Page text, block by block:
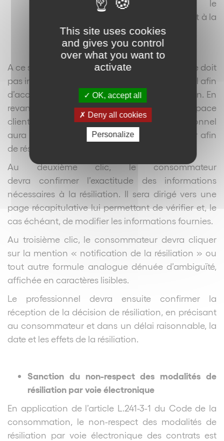
communications électroniques, le
numéro de téléphone correspondant à la
ligne concernée par la résiliation.
A ce stade, il est précisé que le professionnel ne doit
pas imposer la création d’un espace personnel afin
d’accéder à cette nouvelle faculté de résiliation. En
revanche, si le consommateur dispose d’un espace
client créé antérieurement, alors le professionnel
aura la possibilité de lui demander de l’utiliser afin
de résilier le contrat.
Au deuxième clic, le consommateur
devra confirmer l’exactitude des informations
nécessaires à la résiliation. Il sera dirigé vers une
page récapitulative lui permettant de vérifier et, le
cas échéant, de modifier les informations fournies.
Au troisième clic, le consommateur devra cliquer
sur la mention « notification de la résiliation » ou
tout autre formule analogue dénuée d’ambiguïté,
affichée en caractères lisibles.
Le professionnel devra ensuite confirmer la
réception de la décision de résiliation, en précisant
au consommateur et dans un délai raisonnable, la
date et les effets de la résiliation.
Sanction du non-respect des modalités de
résiliation par voie électronique
En application de l’article L.241-3-1 du Code de la
consommation, le non-respect des modalités de
résiliation par voie électronique des contrats est
This site uses cookies
and gives you control
over what you want to
activate
OK, accept all
Deny all cookies
Personalize